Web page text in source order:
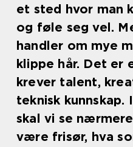
et sted hvor man
og føle seg vel.
handler om mye
klippe hår. Det er
krever talent,
teknisk kunnskap.
skal vi se
være frisør, hva